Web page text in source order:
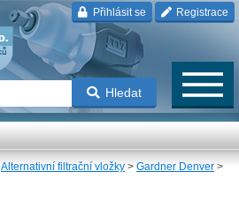
Přihlásit se Registrace
Hledat
Alternativní filtrační vložky > Gardner Denver >